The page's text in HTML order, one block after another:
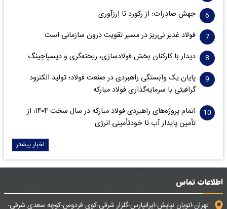
جهش صادرات؛ از رکورد تا ارزآوری
فولاد غدیر نی‌ریز در مسیر تقویت درون سازمانی است
دیدار با کارکنان بخش فولادسازی، ریخته‌گری و دیسپاچینگ
پایان یک وابستگی راهبردی در صنعت فولاد؛ تولید الکترود
گرافیتی با سرمایه‌گذاری فولاد مبارکه
اتمام پروژه‌های راهبردی فولاد مبارکه در سال سخت ۱۴۰۴؛ از
تأمین پایدار آب تا خودتأمینی انرژی
اخبار بیشتر
اطلاعات تماس
تهران-اتوبان نیایش-ایرانپارس-گلزار شرقی-کوی فردوس-کوچه سعدی شرقی-